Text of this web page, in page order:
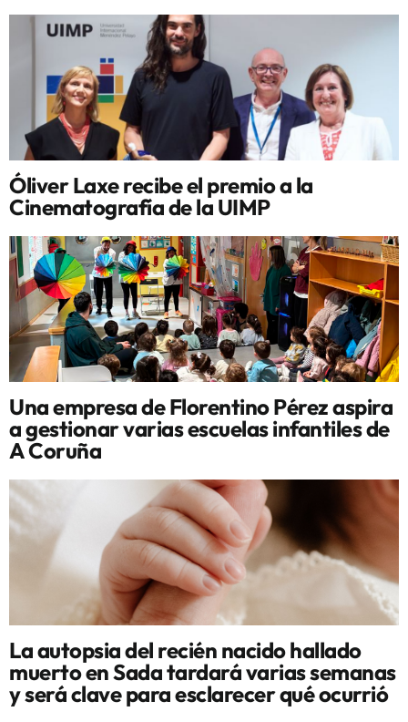
Óliver Laxe recibe el premio a la
Cinematografía de la UIMP
Una empresa de Florentino Pérez aspira
a gestionar varias escuelas infantiles de
A Coruña
La autopsia del recién nacido hallado
muerto en Sada tardará varias semanas
y será clave para esclarecer qué ocurrió